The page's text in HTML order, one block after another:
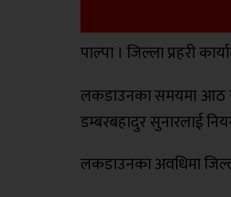
पाल्पा । जिल्ला प्रहरी
लकडाउनका समयमा आठ
डम्बरबहादुर सुनारलाई
लकडाउनका अवधिमा